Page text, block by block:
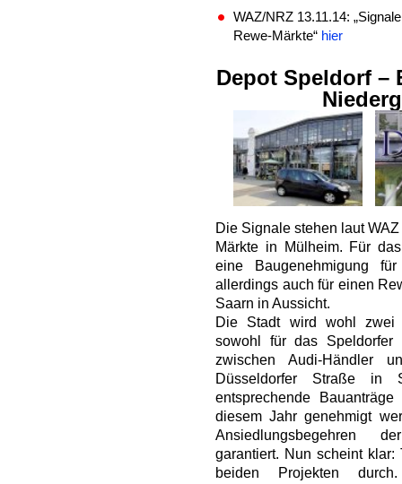
WAZ/NRZ 13.11.14:
Rewe-Märkte“ hier
Depot Speldorf –
Die Signale stehen laut
Märkte in Mülheim. Für
eine Baugenehmigung
allerdings auch für einen
Saarn in Aussicht.
Die Stadt wird wohl zwei
sowohl für das
zwischen Audi-Händler
Düsseldorfer Straße in
entsprechende
diesem Jahr genehmigt
Ansiedlungsbegehren
garantiert. Nun scheint
beiden Projekten